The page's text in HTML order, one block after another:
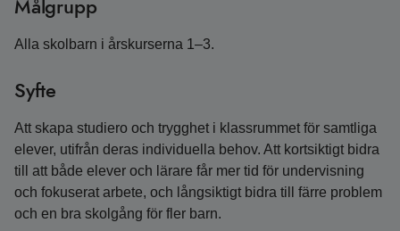
Målgrupp
Alla skolbarn i årskurserna 1–3.
Syfte
Att skapa studiero och trygghet i klassrummet för samtliga
elever, utifrån deras individuella behov. Att kortsiktigt bidra
till att både elever och lärare får mer tid för undervisning
och fokuserat arbete, och långsiktigt bidra till färre problem
och en bra skolgång för fler barn.